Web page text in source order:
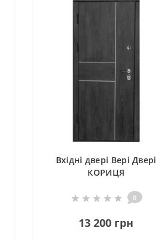
Вхідні двері Вері Двері
КОРИЦЯ
0
13 200 грн